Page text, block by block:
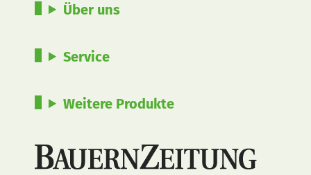
Über uns
Service
Weitere Produkte